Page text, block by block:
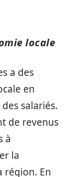
locale
a des
en
salariés.
de revenus
à
la
région. En